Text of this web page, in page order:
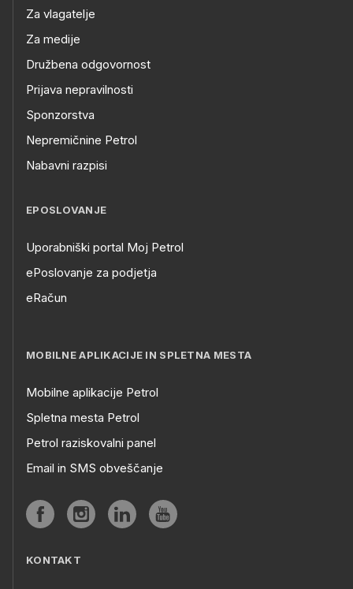
Za vlagatelje
Za medije
Družbena odgovornost
Prijava nepravilnosti
Sponzorstva
Nepremičnine Petrol
Nabavni razpisi
EPOSLOVANJE
Uporabniški portal Moj Petrol
ePoslovanje za podjetja
eRačun
MOBILNE APLIKACIJE IN SPLETNA MESTA
Mobilne aplikacije Petrol
Spletna mesta Petrol
Petrol raziskovalni panel
Email in SMS obveščanje
KONTAKT